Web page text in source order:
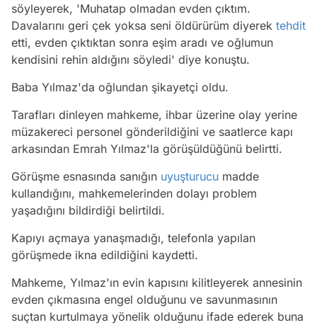
söyleyerek, 'Muhatap olmadan evden çıktım.
Davalarını geri çek yoksa seni öldürürüm diyerek tehdit
etti, evden çıktıktan sonra eşim aradı ve oğlumun
kendisini rehin aldığını söyledi' diye konuştu.
Baba Yılmaz'da oğlundan şikayetçi oldu.
Tarafları dinleyen mahkeme, ihbar üzerine olay yerine
müzakereci personel gönderildiğini ve saatlerce kapı
arkasından Emrah Yılmaz'la görüşüldüğünü belirtti.
Görüşme esnasında sanığın uyuşturucu madde
kullandığını, mahkemelerinden dolayı problem
yaşadığını bildirdiği belirtildi.
Kapıyı açmaya yanaşmadığı, telefonla yapılan
görüşmede ikna edildiğini kaydetti.
Mahkeme, Yılmaz'ın evin kapısını kilitleyerek annesinin
evden çıkmasına engel olduğunu ve savunmasının
suçtan kurtulmaya yönelik olduğunu ifade ederek buna